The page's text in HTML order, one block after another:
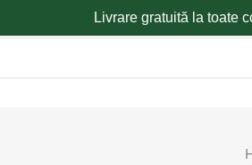
Livrare gratuită la toate